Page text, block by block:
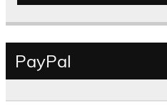
PayPal